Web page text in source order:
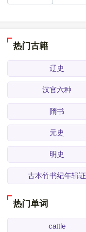
热门古籍
辽史
汉官六种
隋书
元史
明史
古本竹书纪年辑证
热门单词
cattle